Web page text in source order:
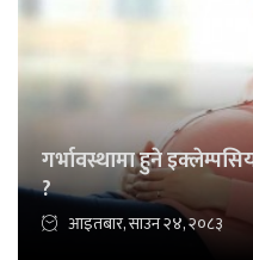
गर्भावस्थामा हुने
?
आइतबार, साउन २४, २०८३